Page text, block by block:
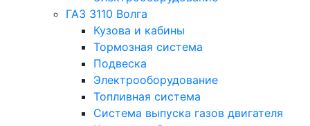
ГАЗ 3110 Волга
Кузова и кабины
Тормозная система
Подвеска
Электрооборудование
Топливная система
Система выпуска газов двигателя